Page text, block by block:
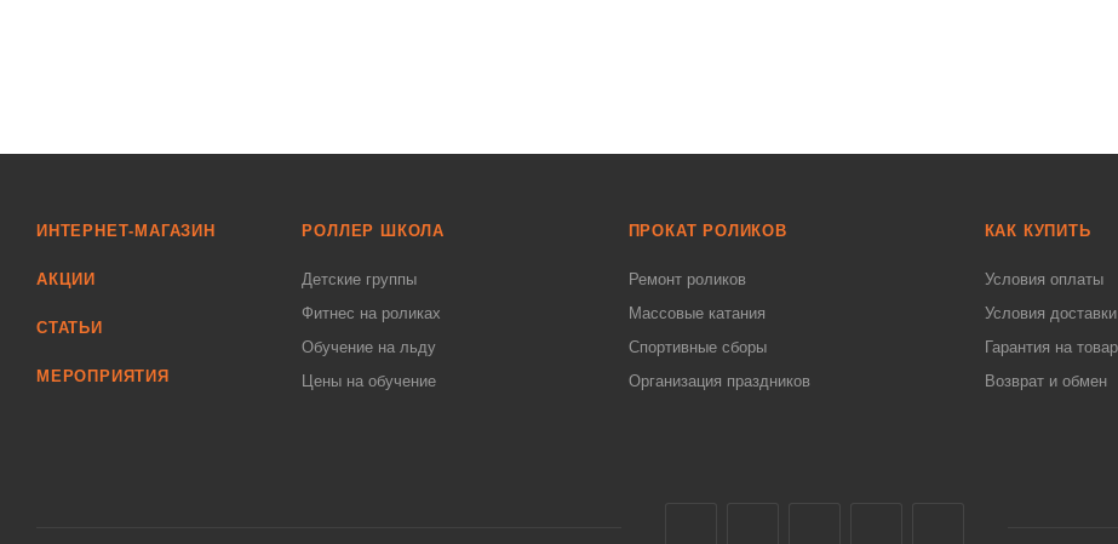
ИНТЕРНЕТ-МАГАЗИН
АКЦИИ
СТАТЬИ
МЕРОПРИЯТИЯ
РОЛЛЕР ШКОЛА
Детские группы
Фитнес на роликах
Обучение на льду
Цены на обучение
ПРОКАТ РОЛИКОВ
Ремонт роликов
Массовые катания
Спортивные сборы
Организация праздников
КАК КУПИТЬ
Условия оплаты
Условия доставки
Гарантия на товар
Возврат и обмен